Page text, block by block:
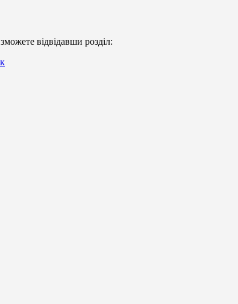
відвідавши розділ: